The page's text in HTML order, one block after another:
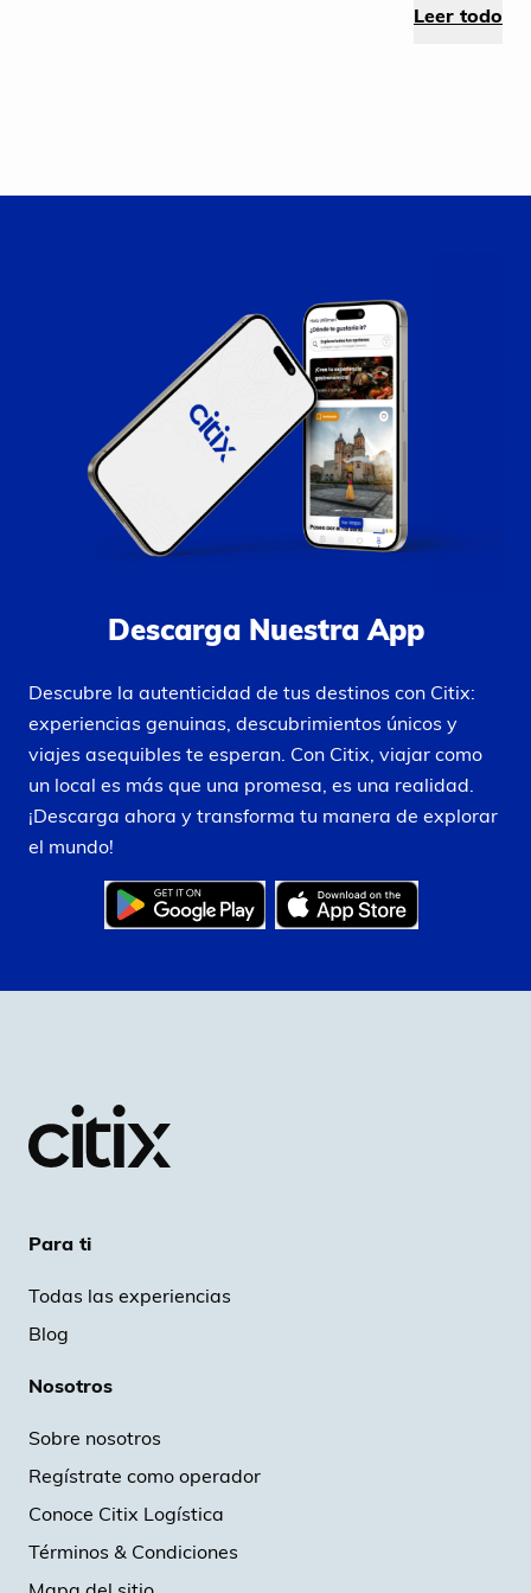
Leer todo
Descarga Nuestra App
Descubre la autenticidad de tus destinos con Citix:
experiencias genuinas, descubrimientos únicos y
viajes asequibles te esperan. Con Citix, viajar como
un local es más que una promesa, es una realidad.
¡Descarga ahora y transforma tu manera de explorar
el mundo!
Para ti
Todas las experiencias
Blog
Nosotros
Sobre nosotros
Regístrate como operador
Conoce Citix Logística
Términos & Condiciones